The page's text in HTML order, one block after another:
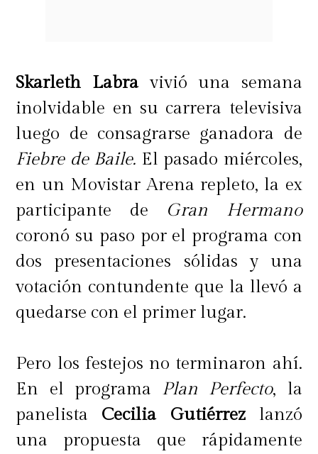
Skarleth Labravivió una semana
inolvidable en su carrera televisiva
luego de consagrarse ganadora de
Fiebre de Baile. El pasado miércoles,
en un Movistar Arena repleto, la ex
participante de Gran Hermano
coronó su paso por el programa con
dos presentaciones sólidas y una
votación contundente que la llevó a
quedarse con el primer lugar.
Pero los festejos no terminaron ahí.
En el programa Plan Perfecto, la
panelista Cecilia Gutiérrezlanzó
una propuesta que rápidamente